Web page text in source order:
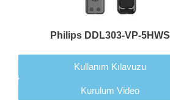
Philips DDL303-VP-5HWS
Kullanım Kılavuzu
Kurulum Video